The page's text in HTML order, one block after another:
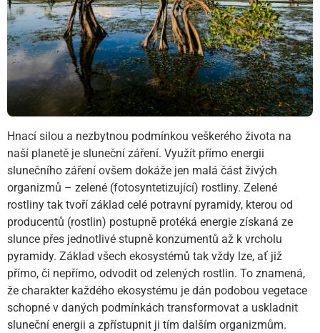
Hnací silou a nezbytnou podmínkou veškerého života na
naší planetě je sluneční záření. Využít přímo energii
slunečního záření ovšem dokáže jen malá část živých
organizmů – zelené (fotosyntetizující) rostliny. Zelené
rostliny tak tvoří základ celé potravní pyramidy, kterou od
producentů (rostlin) postupně protéká energie získaná ze
slunce přes jednotlivé stupně konzumentů až k vrcholu
pyramidy. Základ všech ekosystémů tak vždy lze, ať již
přímo, či nepřímo, odvodit od zelených rostlin. To znamená,
že charakter každého ekosystému je dán podobou vegetace
schopné v daných podmínkách transformovat a uskladnit
sluneční energii a zpřístupnit ji tím dalším organizmům.